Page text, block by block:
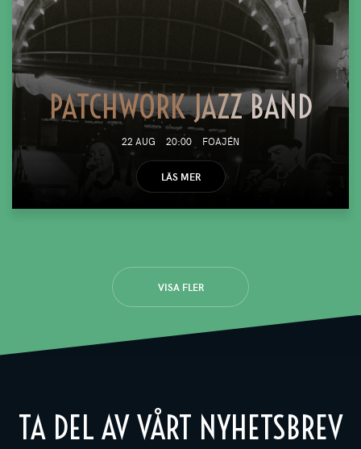
PATCHWORK JAZZ BAND
22 AUG 20:00 FOAJÉN
LÄS MER
VISA FLER
TA DEL AV VÅRT NYHETSBREV